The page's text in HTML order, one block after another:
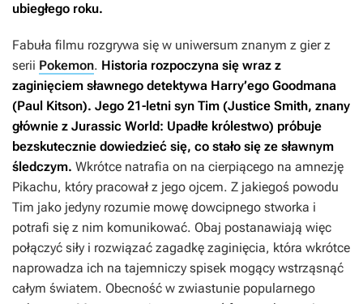
ubiegłego roku.
Fabuła filmu rozgrywa się w uniwersum znanym z gier z
serii Pokemon. Historia rozpoczyna się wraz z
zaginięciem sławnego detektywa Harry’ego Goodmana
(Paul Kitson). Jego 21-letni syn Tim (Justice Smith, znany
głównie z Jurassic World: Upadłe królestwo) próbuje
bezskutecznie dowiedzieć się, co stało się ze sławnym
śledczym. Wkrótce natrafia on na cierpiącego na amnezję
Pikachu, który pracował z jego ojcem. Z jakiegoś powodu
Tim jako jedyny rozumie mowę dowcipnego stworka i
potrafi się z nim komunikować. Obaj postanawiają więc
połączyć siły i rozwiązać zagadkę zaginięcia, która wkrótce
naprowadza ich na tajemniczy spisek mogący wstrząsnąć
całym światem. Obecność w zwiastunie popularnego